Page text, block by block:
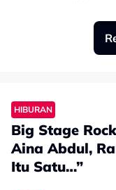
“Kalau diberi
Emas, program
penyanyi yang dah
tidak ada dalam
“Saya masih ada
adil kalau saya
HIBURAN
Big Stage
Aina Abdul,
Itu Satu…”